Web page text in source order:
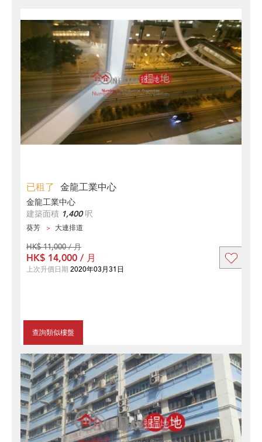
已租了 金龍工業中心
金龍工業中心
建築面積 1,400呎
葵芳 大連排道
查詢類似樓盤
HK$ 11,000 / 月
HK$ 14,000 / 月
上次升價日期 2020年03月31日